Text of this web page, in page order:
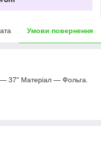
Умови повернення
37" Матеріал — Фольга.